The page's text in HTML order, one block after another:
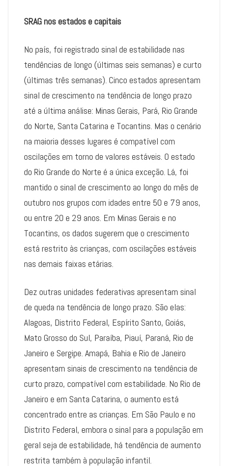
SRAG nos estados e capitais
No país, foi registrado sinal de estabilidade nas
tendências de longo (últimas seis semanas) e curto
(últimas três semanas). Cinco estados apresentam
sinal de crescimento na tendência de longo prazo
até a última análise: Minas Gerais, Pará, Rio Grande
do Norte, Santa Catarina e Tocantins. Mas o cenário
na maioria desses lugares é compatível com
oscilações em torno de valores estáveis. O estado
do Rio Grande do Norte é a única exceção. Lá, foi
mantido o sinal de crescimento ao longo do mês de
outubro nos grupos com idades entre 50 e 79 anos,
ou entre 20 e 29 anos. Em Minas Gerais e no
Tocantins, os dados sugerem que o crescimento
está restrito às crianças, com oscilações estáveis
nas demais faixas etárias.
Dez outras unidades federativas apresentam sinal
de queda na tendência de longo prazo. São elas:
Alagoas, Distrito Federal, Espírito Santo, Goiás,
Mato Grosso do Sul, Paraíba, Piauí, Paraná, Rio de
Janeiro e Sergipe. Amapá, Bahia e Rio de Janeiro
apresentam sinais de crescimento na tendência de
curto prazo, compatível com estabilidade. No Rio de
Janeiro e em Santa Catarina, o aumento está
concentrado entre as crianças. Em São Paulo e no
Distrito Federal, embora o sinal para a população em
geral seja de estabilidade, há tendência de aumento
restrita também à população infantil.